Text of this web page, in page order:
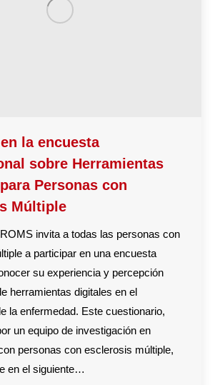
la encuesta
sobre Herramientas
Personas con
Múltiple
invita a todas las personas con
a participar en una encuesta
su experiencia y percepción
herramientas digitales en el
la enfermedad. Este cuestionario,
un equipo de investigación en
personas con esclerosis múltiple,
en el siguiente…